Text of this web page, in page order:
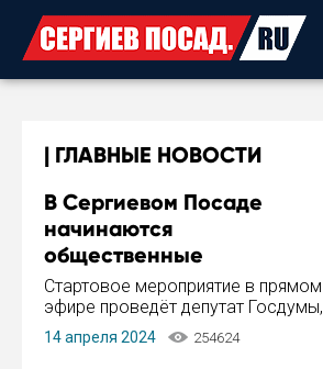
ГЛАВНЫЕ НОВОСТИ
В Сергиевом Посаде
начинаются
общественные
обсуждения Стратегии
развития города
Стартовое мероприятие в прямом
эфире проведёт депутат Госдумы,
инициатор и автор Концепции
развития Сергиева Посада и
14 апреля 2024 254624